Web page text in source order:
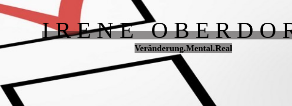
I R E N E O B E R D O
Veränderung.Mental.Real